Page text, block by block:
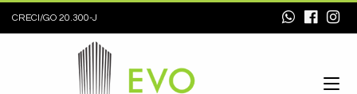
CRECI/GO 20.300-J